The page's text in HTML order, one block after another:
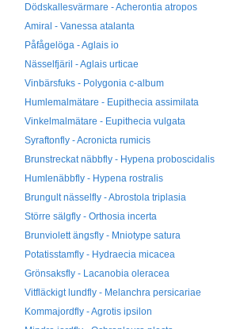
Dödskallesvärmare - Acherontia atropos
Amiral - Vanessa atalanta
Påfågelöga - Aglais io
Nässelfjäril - Aglais urticae
Vinbärsfuks - Polygonia c-album
Humlemalmätare - Eupithecia assimilata
Vinkelmalmätare - Eupithecia vulgata
Syraftonfly - Acronicta rumicis
Brunstreckat näbbfly - Hypena proboscidalis
Humlenäbbfly - Hypena rostralis
Brungult nässelfly - Abrostola triplasia
Större sälgfly - Orthosia incerta
Brunviolett ängsfly - Mniotype satura
Potatisstamfly - Hydraecia micacea
Grönsaksfly - Lacanobia oleracea
Vitfläckigt lundfly - Melanchra persicariae
Kommajordfly - Agrotis ipsilon